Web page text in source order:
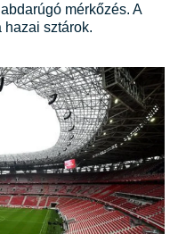
mérkőzés. A
hazai sztárok.